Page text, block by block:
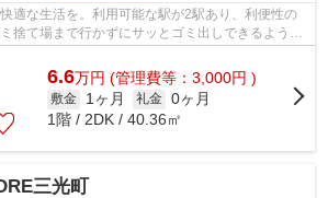
適な生活を。利用可能な駅が2駅あり、利便性の
捨て場まで行かずにサッとゴミ出しできるよう
設置しておりま...
6.6万円 (管理費等：3,000円 )
敷金 1ヶ月 礼金 0ヶ月
1階 / 2DK / 40.36㎡
三光町